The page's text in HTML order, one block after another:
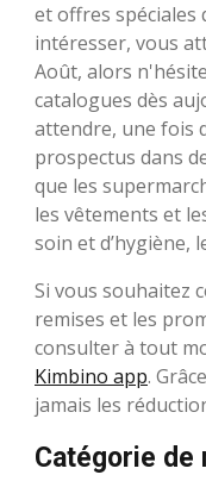
et offres spéciales
intéresser, vous
Août, alors
catalogues dès
attendre, une fois
prospectus dans
que les
les vêtements et
soin et d’hygiène,
Si vous souhaitez
remises et les
consulter à tout
Kimbino app.
jamais les
Catégorie de